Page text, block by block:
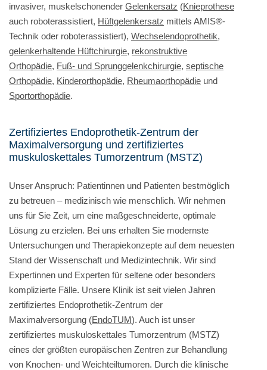
invasiver, muskelschonender Gelenkersatz (Knieprothese
auch roboterassistiert, Hüftgelenkersatz mittels AMIS®-
Technik oder roboterassistiert), Wechselendoprothetik,
gelenkerhaltende Hüftchirurgie, rekonstruktive
Orthopädie, Fuß- und Sprunggelenkchirurgie, septische
Orthopädie, Kinderorthopädie, Rheumaorthopädie und
Sportorthopädie.
Zertifiziertes Endoprothetik-Zentrum der
Maximalversorgung und zertifiziertes
muskuloskettales Tumorzentrum (MSTZ)
Unser Anspruch: Patientinnen und Patienten bestmöglich
zu betreuen – medizinisch wie menschlich. Wir nehmen
uns für Sie Zeit, um eine maßgeschneiderte, optimale
Lösung zu erzielen. Bei uns erhalten Sie modernste
Untersuchungen und Therapiekonzepte auf dem neuesten
Stand der Wissenschaft und Medizintechnik. Wir sind
Expertinnen und Experten für seltene oder besonders
komplizierte Fälle. Unsere Klinik ist seit vielen Jahren
zertifiziertes Endoprothetik-Zentrum der
Maximalversorgung (EndoTUM). Auch ist unser
zertifiziertes muskuloskettales Tumorzentrum (MSTZ)
eines der größten europäischen Zentren zur Behandlung
von Knochen- und Weichteiltumoren. Durch die klinische